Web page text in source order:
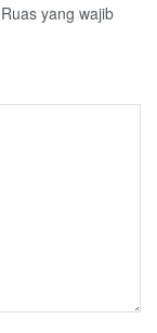
Ruas yang wajib